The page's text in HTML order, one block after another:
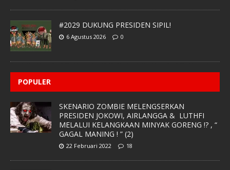
#2029 DUKUNG PRESIDEN SIPIL!
6 Agustus 2026 0
POPULER
SKENARIO ZOMBIE MELENGSERKAN
PRESIDEN JOKOWI, AIRLANGGA & LUTHFI
MELALUI KELANGKAAN MINYAK GORENG !? , “
GAGAL MANING ! ” (2)
22 Februari 2022 18